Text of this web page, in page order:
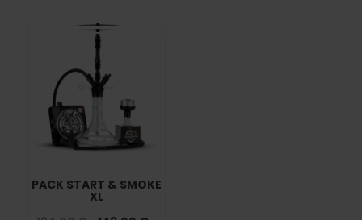
PACK START & SMOKE
XL